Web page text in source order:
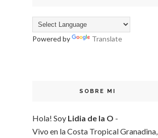
Powered by Translate
SOBRE MI
Hola! Soy Lidia de la O -
Vivo en la Costa Tropical Granadina,